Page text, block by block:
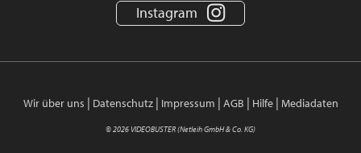
Instagram
Wir über uns | Datenschutz| Impressum | AGB | Hilfe| Mediadaten
© 2026 VIDEOBUSTER (Netleih GmbH & Co. KG)